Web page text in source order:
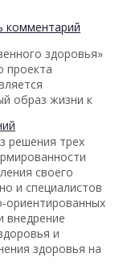
комментарий
здоровья»
проекта
образ жизни к
решения трех
своего
и специалистов
ориентированных
внедрение
и
здоровья на